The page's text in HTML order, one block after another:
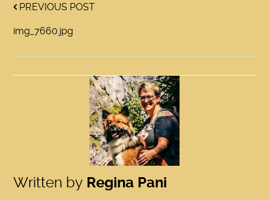
PREVIOUS POST
img_7660.jpg
Written by Regina Pani